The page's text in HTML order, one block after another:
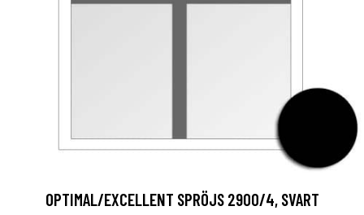
OPTIMAL/EXCELLENT SPRÖJS 2900/4, SVART